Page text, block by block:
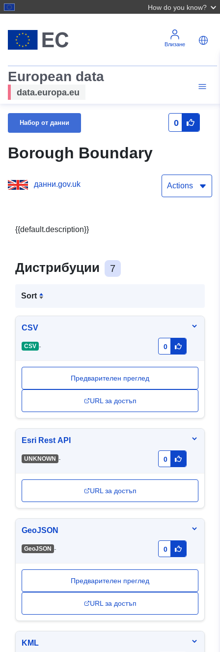
How do you know?
Влизане
European data
data.europa.eu
Набор от данни 0
Borough Boundary
данни.gov.uk Actions
{{default.description}}
Дистрибуции 7
Sort
CSV
CSV - 0
Предварителен преглед
URL за достъп
Esri Rest API
UNKNOWN - 0
URL за достъп
GeoJSON
GeoJSON - 0
Предварителен преглед
URL за достъп
KML